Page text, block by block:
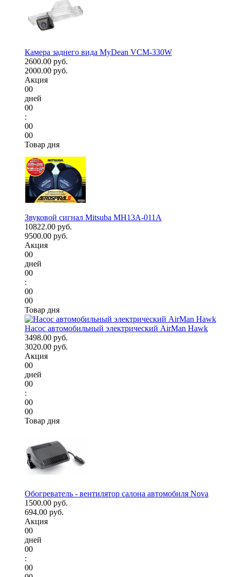
Камера заднего вида MyDean VCM-330W
2600.00 руб.
2000.00 руб.
Акция
00
дней
00
:
00
00
Товар дня
Звуковой сигнал Mitsuba MH13A-011A
10822.00 руб.
9500.00 руб.
Акция
00
дней
00
:
00
00
Товар дня
Насос автомобильный электрический AirMan Hawk
3498.00 руб.
3020.00 руб.
Акция
00
дней
00
:
00
00
Товар дня
Обогреватель - вентилятор салона автомобиля Nova
1500.00 руб.
694.00 руб.
Акция
00
дней
00
:
00